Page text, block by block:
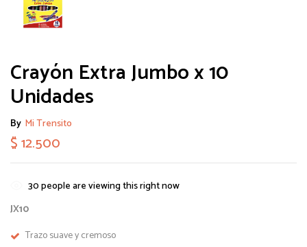
Crayón Extra Jumbo x 10
Unidades
By Mi Trensito
$12.500
30people are viewing this right now
JX10
Trazo suave y cremoso